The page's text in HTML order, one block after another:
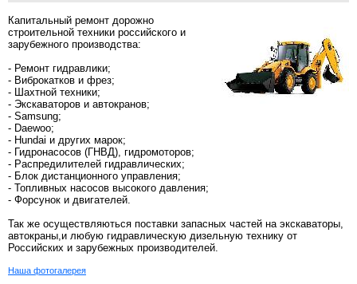
Капитальный ремонт дорожно
строительной техники российского и
зарубежного производства:
- Ремонт гидравлики;
- Виброкатков и фрез;
- Шахтной техники;
- Экскаваторов и автокранов;
- Samsung;
- Daewoo;
- Hundai и других марок;
- Гидронасосов (ГНВД), гидромоторов;
- Распредилителей гидравлических;
- Блок дистанционного управления;
- Топливных насосов высокого давления;
- Форсунок и двигателей.
Так же осуществляються поставки запасных частей на экскаваторы,
автокраны,и любую гидравлическую дизельную технику от
Российских и зарубежных производителей.
Наша фотогалерея